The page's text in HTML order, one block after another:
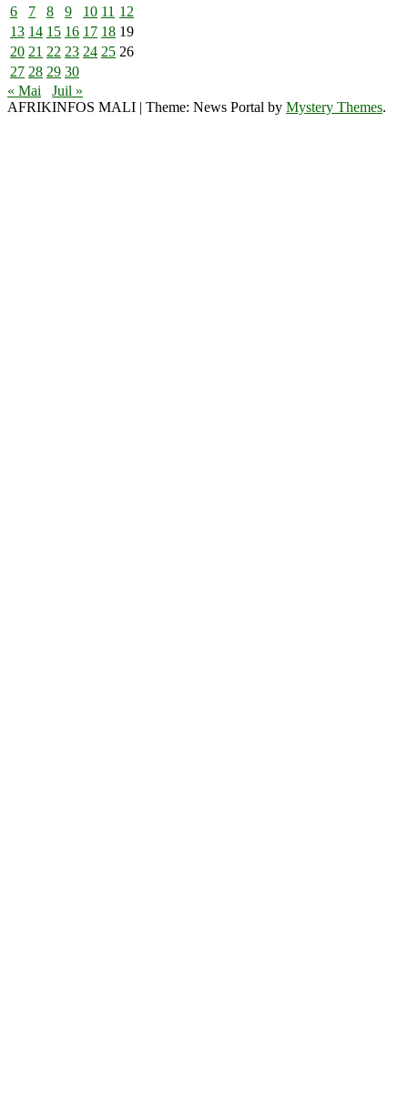
6
7 8 9 10 11 12
13 14 15 16 17 18 19
20 21 22 23 24 25 26
27 28 29 30
« Mai
Juil »
AFRIKINFOS MALI | Theme: News Portal by Mystery Themes.